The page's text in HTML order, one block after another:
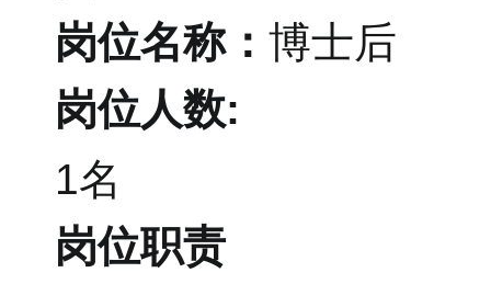
岗位名称： 博士后
岗位人数:
1名
岗位职责